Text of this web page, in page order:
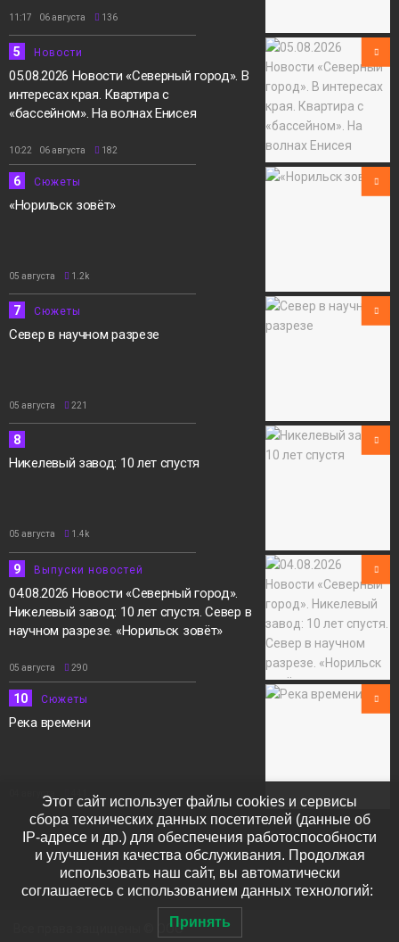
11:17 06 августа 136
5 Новости
05.08.2026 Новости «Северный город». В
интересах края. Квартира с
«бассейном». На волнах Енисея
10:22 06 августа 182
6 Сюжеты
«Норильск зовёт»
05 августа 1.2k
7 Сюжеты
Север в научном разрезе
05 августа 221
8
Никелевый завод: 10 лет спустя
05 августа 1.4k
9 Выпуски новостей
04.08.2026 Новости «Северный город».
Никелевый завод: 10 лет спустя. Север в
научном разрезе. «Норильск зовёт»
05 августа 290
10 Сюжеты
Река времени
Все права защищены © ООО
Этот сайт использует файлы cookies и сервисы
сбора технических данных посетителей (данные об
IP-адресе и др.) для обеспечения работоспособности
и улучшения качества обслуживания. Продолжая
использовать наш сайт, вы автоматически
соглашаетесь с использованием данных технологий:
Принять